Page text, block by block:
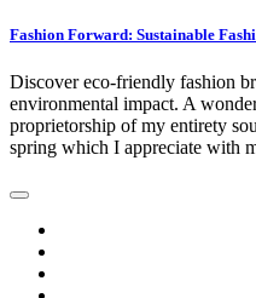
Fashion Forward: Sustainable
Discover eco-friendly fashion
environmental impact. A
proprietorship of my entirety
spring which I appreciate with